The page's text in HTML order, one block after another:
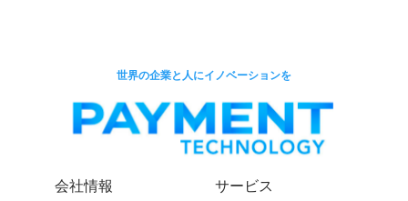
世界の企業と人にイノベーションを
会社情報 サービス